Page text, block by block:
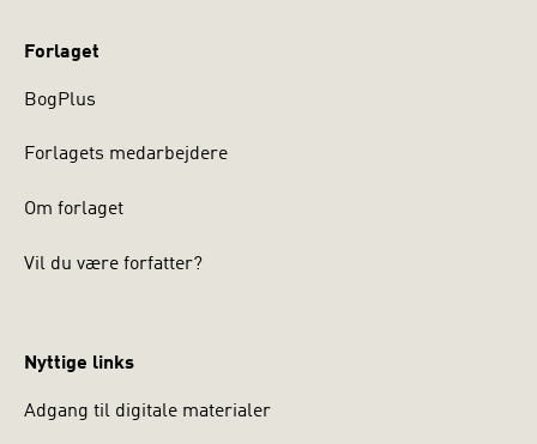
Forlaget
BogPlus
Forlagets medarbejdere
Om forlaget
Vil du være forfatter?
Nyttige links
Adgang til digitale materialer